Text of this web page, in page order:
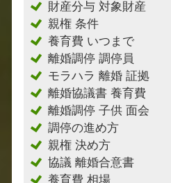
財産分与 対象財産
親権 条件
養育費 いつまで
離婚調停 調停員
モラハラ 離婚 証拠
離婚協議書 養育費
離婚調停 子供 面会
調停の進め方
親権 決め方
協議 離婚合意書
養育費 相場